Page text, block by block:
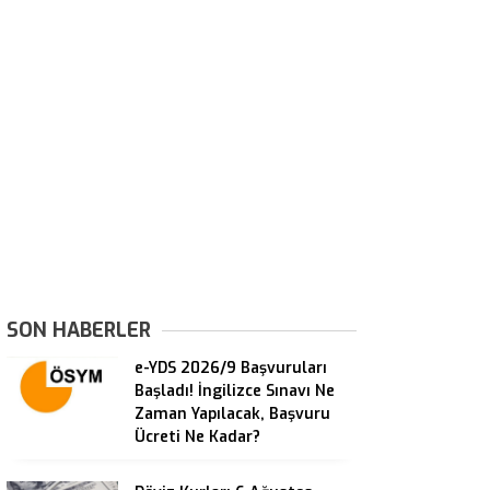
SON HABERLER
e-YDS 2026/9 Başvuruları
Başladı! İngilizce Sınavı Ne
Zaman Yapılacak, Başvuru
Ücreti Ne Kadar?